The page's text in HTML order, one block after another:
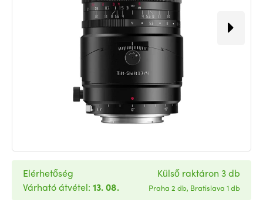
Elérhetőség
Várható átvétel: 13. 08.
Külső raktáron 3 db
Praha 2 db, Bratislava 1 db